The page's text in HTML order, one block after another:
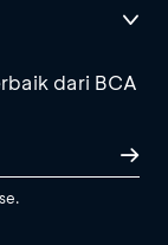
dari BCA